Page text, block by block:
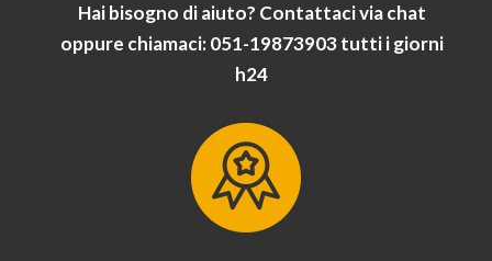
Hai bisogno di aiuto? Contattaci via chat
oppure chiamaci: 051-19873903 tutti i giorni
h24